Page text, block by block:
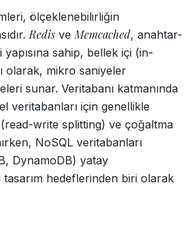
ölçeklenebilirliğin
Redis veMemcached, anahtar-
sahip, bellek içi (in-
olarak, mikro saniyeler
sunar. Veritabanı katmanında
veritabanları için genellikle
write splitting) ve çoğaltma
NoSQL veritabanları
DynamoDB) yatay
hedeflerinden biri olarak